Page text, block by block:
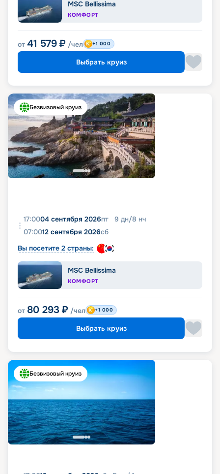
MSC Bellissima
КОМФОРТ
от 41 579 ₽ /чел +1 000
Выбрать круиз
Безвизовый круиз
17:0004 сентября 2026пт 9 дн/8 нч
07:0012 сентября 2026сб
Вы посетите 2 страны:
MSC Bellissima
КОМФОРТ
от 80 293 ₽ /чел +1 000
Выбрать круиз
Безвизовый круиз